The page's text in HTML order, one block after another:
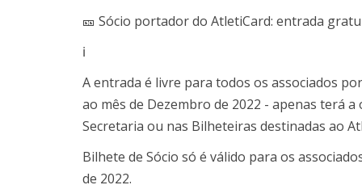
🎫 Sócio portador do AtletiCard: entrada
ℹ️
A entrada é livre para todos os associados
ao mês de Dezembro de 2022 - apenas terá
Secretaria ou nas Bilheteiras destinadas ao
Bilhete de Sócio só é válido para os
de 2022.